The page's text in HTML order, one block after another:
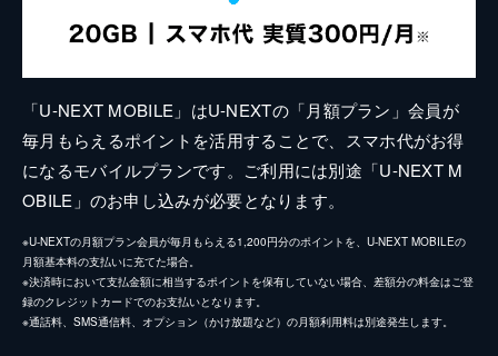
「U-NEXT MOBILE」はU-NEXTの「月額プラン」会員が
毎月もらえるポイントを活用することで、スマホ代がお得
になるモバイルプランです。ご利用には別途「U-NEXT M
OBILE」のお申し込みが必要となります。
※U-NEXTの月額プラン会員が毎月もらえる1,200円分のポイントを、U-NEXT MOBILEの
月額基本料の支払いに充てた場合。
※決済時において支払金額に相当するポイントを保有していない場合、差額分の料金はご登
録のクレジットカードでのお支払いとなります。
※通話料、SMS通信料、オプション（かけ放題など）の月額利用料は別途発生します。